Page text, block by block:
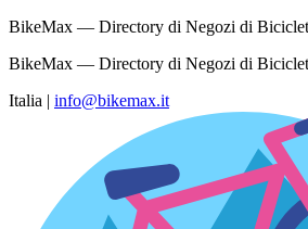
BikeMax — Directory di Negozi di
BikeMax — Directory di Negozi di
Italia | info@bikemax.it